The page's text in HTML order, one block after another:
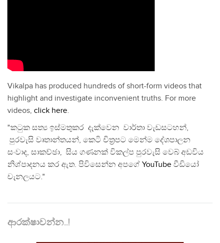
Vikalpa has produced hundreds of short-form videos that
highlight and investigate inconvenient truths. For more
videos, click here.
"කටුක සත්‍ය ඉස්මතුකර දැක්වෙන වාර්තා වැඩසටහන්,
පුරවැසි වෘතාන්තයන්, කෙටි චිත්‍රපට මෙන්ම දේශපාලන
සංවාද, සාකච්ඡා, සිය ගණනක් විකල්ප පුරවැසි වෙබ් අඩවිය
නිශ්පාදනය කර ඇත. පිවිසෙන්න අපගේ YouTube වීඩියෝ
චැනලයට."
ආරක්ෂාවන්න..!